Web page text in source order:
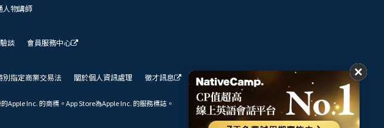
人物講師
談 會員服務中心
別指定商業交易法 關於個人資訊處理 徵才訊息 我們的展望
Apple Inc. 的商標。App Store為Apple Inc. 的服務標誌。